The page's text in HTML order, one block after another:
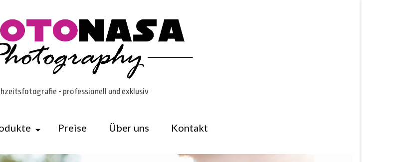
- professionell und exklusiv
Preise Über uns Kontakt